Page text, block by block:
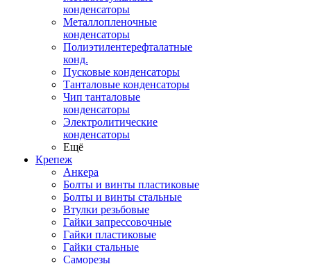
конденсаторы
Металлопленочные
конденсаторы
Полиэтилентерефталатные
конд.
Пусковые конденсаторы
Танталовые конденсаторы
Чип танталовые
конденсаторы
Электролитические
конденсаторы
Ещё
Крепеж
Анкера
Болты и винты пластиковые
Болты и винты стальные
Втулки резьбовые
Гайки запрессовочные
Гайки пластиковые
Гайки стальные
Саморезы